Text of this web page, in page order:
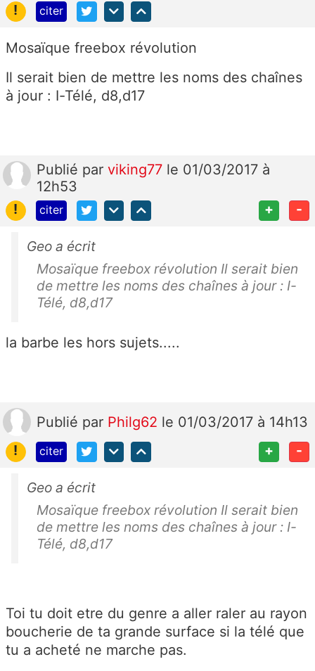
!
citer
Mosaïque freebox révolution
Il serait bien de mettre les noms des chaînes
à jour : I-Télé, d8,d17
Publié par viking77 le 01/03/2017 à
12h53
!
citer + -
Geo a écrit
Mosaïque freebox révolution Il serait bien
de mettre les noms des chaînes à jour : I-
Télé, d8,d17
la barbe les hors sujets.....
Publié par Philg62 le 01/03/2017 à 14h13
!
citer + -
Geo a écrit
Mosaïque freebox révolution Il serait bien
de mettre les noms des chaînes à jour : I-
Télé, d8,d17
Toi tu doit etre du genre a aller raler au rayon
boucherie de ta grande surface si la télé que
tu a acheté ne marche pas.